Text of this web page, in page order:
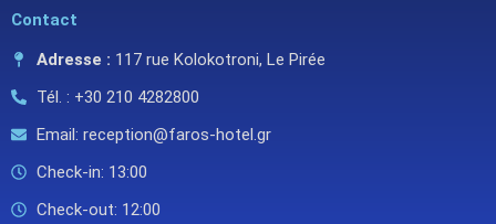
Contact
Adresse : 117 rue Kolokotroni, Le Pirée
Tél. : +30 210 4282800
Email: reception@faros-hotel.gr
Check-in: 13:00
Check-out: 12:00